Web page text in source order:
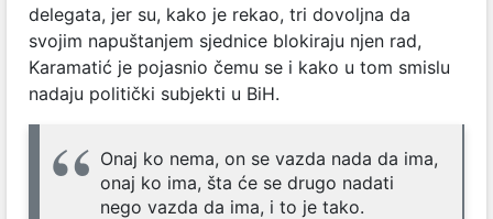
delegata, jer su, kako je rekao, tri dovoljna da
svojim napuštanjem sjednice blokiraju njen rad,
Karamatić je pojasnio čemu se i kako u tom smislu
nadaju politički subjekti u BiH.
Onaj ko nema, on se vazda nada da ima,
onaj ko ima, šta će se drugo nadati
nego vazda da ima, i to je tako.